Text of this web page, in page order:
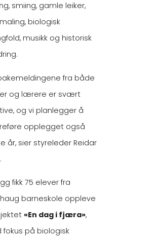
smiing, gamle leiker,
biologisk
musikk og historisk
fra både
og lærere er svært
og vi planlegger å
opplegget også
år, sier styreleder Reidar
fikk 75 elever fra
barneskole oppleve
«En dag i fjæra»,
fokus på biologisk